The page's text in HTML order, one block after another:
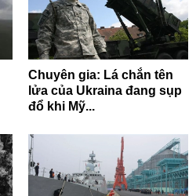
Chuyên gia: Lá chắn tên
lửa của Ukraina đang sụp
đổ khi Mỹ...